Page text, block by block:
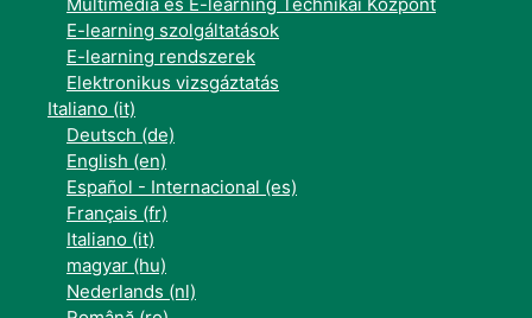
Multimédia és E-learning Technikai Központ
E-learning szolgáltatások
E-learning rendszerek
Elektronikus vizsgáztatás
Italiano ‎(it)‎
Deutsch ‎(de)‎
English ‎(en)‎
Español - Internacional ‎(es)‎
Français ‎(fr)‎
Italiano ‎(it)‎
magyar ‎(hu)‎
Nederlands ‎(nl)‎